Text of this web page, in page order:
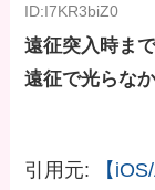
ID:I7KR3biZ0
遠征突入時ま
遠征で光らな
引用元:
【